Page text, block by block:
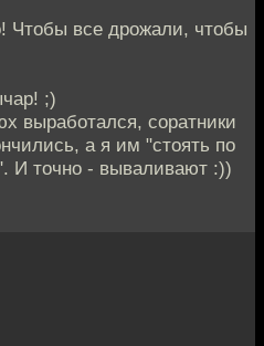
Чтобы все дрожали, чтобы
;)
выработался, соратники
а я им "стоять по
И точно - вываливают :))